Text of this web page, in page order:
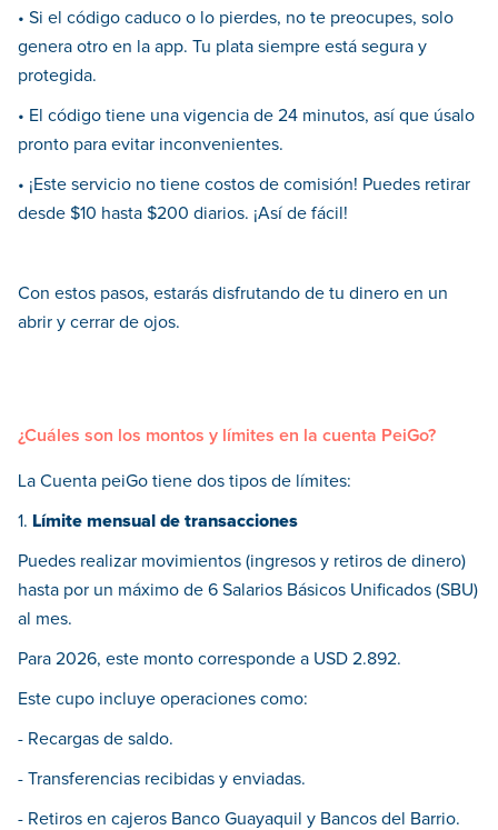
• Si el código caduco o lo pierdes, no te preocupes, solo
genera otro en la app. Tu plata siempre está segura y
protegida.
• El código tiene una vigencia de 24 minutos, así que úsalo
pronto para evitar inconvenientes.
• ¡Este servicio no tiene costos de comisión! Puedes retirar
desde $10 hasta $200 diarios. ¡Así de fácil!
Con estos pasos, estarás disfrutando de tu dinero en un
abrir y cerrar de ojos.
¿Cuáles son los montos y límites en la cuenta PeiGo?
La Cuenta peiGo tiene dos tipos de límites:
1. Límite mensual de transacciones
Puedes realizar movimientos (ingresos y retiros de dinero)
hasta por un máximo de 6 Salarios Básicos Unificados (SBU)
al mes.
Para 2026, este monto corresponde a USD 2.892.
Este cupo incluye operaciones como:
- Recargas de saldo.
- Transferencias recibidas y enviadas.
- Retiros en cajeros Banco Guayaquil y Bancos del Barrio.